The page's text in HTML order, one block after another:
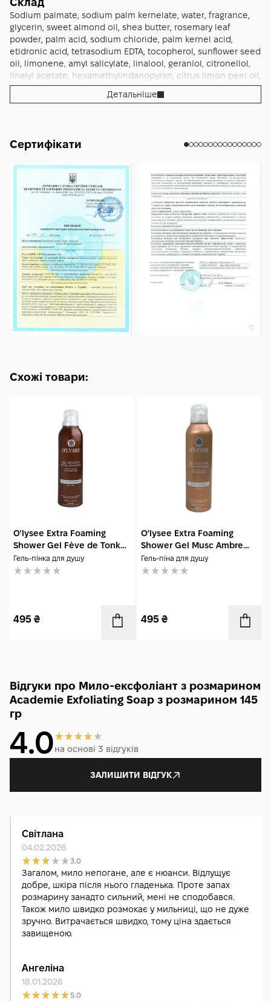
Sodium palmate, sodium palm kernelate, water, fragrance,
glycerin, sweet almond oil, shea butter, rosemary leaf
powder, palm acid, sodium chloride, palm kernel acid,
etidronic acid, tetrasodium EDTA, tocopherol, sunflower seed
oil, limonene, amyl salicylate, linalool, geraniol, citronellol,
linalyl acetate, hexamethylindanopyran, citrus limon peel oil,
juniperus virginia oil, anethole, coumarin, pinene, terpineol,
tetramethyl acetyloctahydronaphthalenes, camphor,
Детальніше
Сертифікати
Схожі товари:
O'lysee Extra Foaming
Shower Gel Fève de Tonka
200 мл
Гель-пінка для душу
495 ₴
O'lysee Extra Foaming
Shower Gel Musc Ambre
200 мл
Гель-піна для душу
495 ₴
Відгуки про Мило-ексфоліант з розмарином
Academie Exfoliating Soap з розмарином 145
гр
4.0на основі 3 відгуків
ЗАЛИШИТИ ВІДГУК
Світлана
04.02.2026
3.0
Загалом, мило непогане, але є нюанси. Відлущує
добре, шкіра після нього гладенька. Проте запах
розмарину занадто сильний, мені не сподобався.
Також мило швидко розмокає у мильниці, що не дуже
зручно. Витрачається швидко, тому ціна здається
завищеною.
Ангеліна
18.01.2026
5.0